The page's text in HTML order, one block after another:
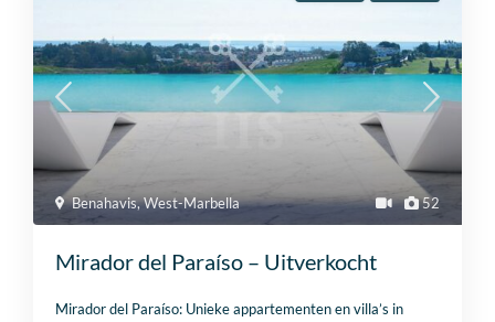
52
Benahavis,West-Marbella
Mirador del Paraíso – Uitverkocht
Mirador del Paraíso: Unieke appartementen en villa’s in